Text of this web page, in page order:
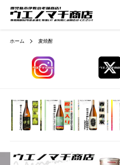
ホーム 麦焼酎